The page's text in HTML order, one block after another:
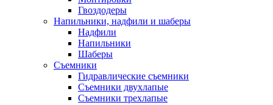
Гвоздодеры
Напильники, надфили и шаберы
Надфили
Напильники
Шаберы
Съемники
Гидравлические съемники
Съемники двухлапые
Съемники трехлапые